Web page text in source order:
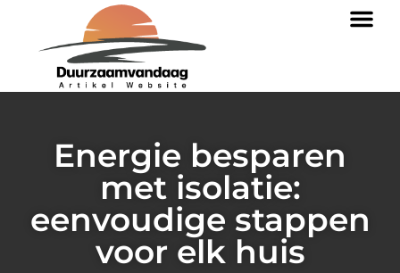
Energie besparen
met isolatie:
eenvoudige stappen
voor elk huis